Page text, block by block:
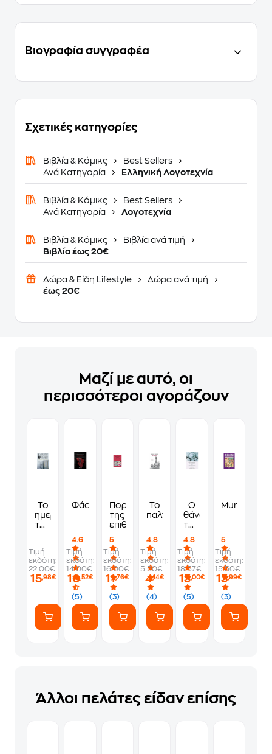
Βιογραφία συγγραφέα
Σχετικές κατηγορίες
Βιβλία & Κόμικς
Best Sellers
Ανά Κατηγορία
Ελληνική Λογοτεχνία
Βιβλία & Κόμικς
Best Sellers
Ανά Κατηγορία
Λογοτεχνία
Βιβλία & Κόμικς
Βιβλία ανά τιμή
Βιβλία έως 20€
Δώρα & Είδη Lifestyle
Δώρα ανά τιμή
έως 20€
Μαζί με αυτό, οι
περισσότεροι αγοράζουν
Το
ημερολόγιο
του
Τιμή
εκδότη:
22.00€
15,98€
Φάουστ
4.6
(5)
Τιμή
εκδότη:
14.00€
10,52€
Πορτρέτα
της
επιθυμίας
5
(3)
Τιμή
εκδότη:
16.00€
11,76€
Το
παλτό
4.8
(4)
Τιμή
εκδότη:
5.50€
4,14€
Ο
θάνατος
του
Κρους
4.8
(5)
Τιμή
εκδότη:
18.57€
13,00€
Murdoku
5
(3)
Τιμή
εκδότη:
15.50€
13,99€
Άλλοι πελάτες είδαν επίσης